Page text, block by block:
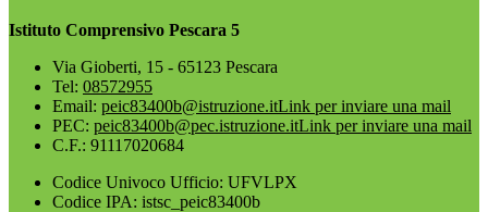
Istituto Comprensivo Pescara 5
Via Gioberti, 15 - 65123 Pescara
Tel: 08572955
Email: peic83400b@istruzione.itLink per inviare una mail
PEC: peic83400b@pec.istruzione.itLink per inviare una mail
C.F.: 91117020684
Codice Univoco Ufficio: UFVLPX
Codice IPA: istsc_peic83400b